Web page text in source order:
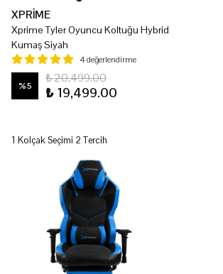
XPRİME
Xprime Tyler Oyuncu Koltuğu Hybrid
Kumaş Siyah
4 değerlendirme
%5
₺ 20,499.00
₺ 19,499.00
1 Kolçak Seçimi 2 Tercih